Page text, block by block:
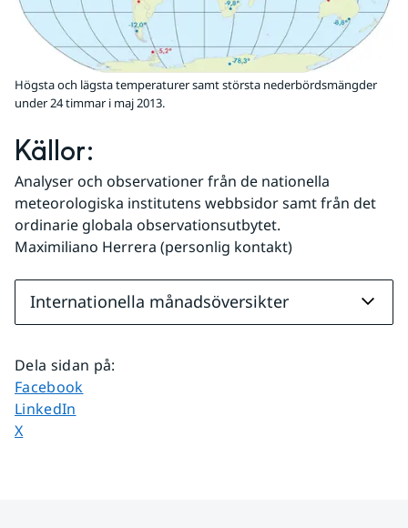
Högsta och lägsta temperaturer samt största nederbördsmängder
under 24 timmar i maj 2013.
Källor:
Analyser och observationer från de nationella
meteorologiska institutens webbsidor samt från det
ordinarie globala observationsutbytet.
Maximiliano Herrera (personlig kontakt)
Internationella månadsöversikter
Dela sidan på:
Dela sidan på
Facebook
Dela sidan på
LinkedIn
Dela sidan på
X